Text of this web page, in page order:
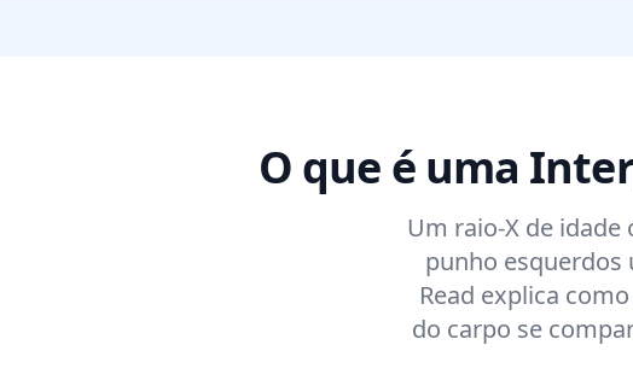
O que é uma
Um raio-X de
punho esquerdos
Read explica
do carpo se